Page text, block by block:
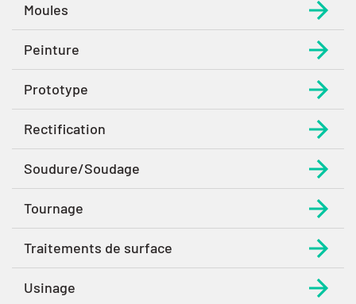
Moules
Peinture
Prototype
Rectification
Soudure/Soudage
Tournage
Traitements de surface
Usinage